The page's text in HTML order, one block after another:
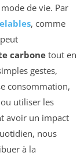
de vie. Par
, comme
carbone tout en
gestes,
consommation,
ou utiliser les
avoir un impact
nous
à la